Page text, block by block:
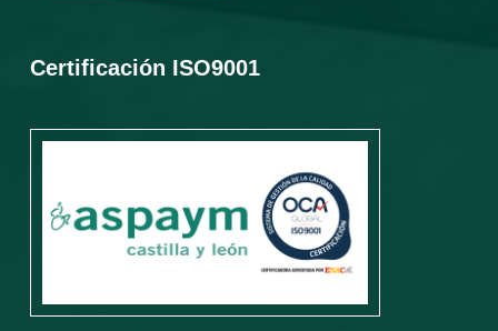
Certificación ISO9001